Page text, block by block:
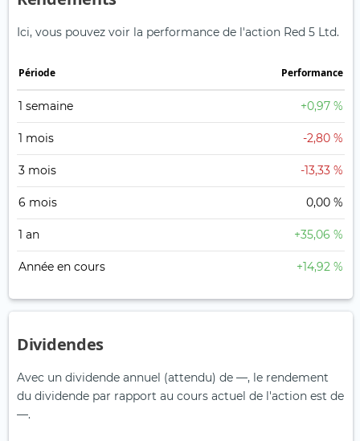
Ici, vous pouvez voir la performance de l'action Red 5 Ltd.
Période Performance
1 semaine +0,97 %
1 mois -2,80 %
3 mois -13,33 %
6 mois 0,00 %
1 an +35,06 %
Année en cours +14,92 %
Dividendes
Avec un dividende annuel (attendu) de —, le rendement
du dividende par rapport au cours actuel de l'action est de
—.